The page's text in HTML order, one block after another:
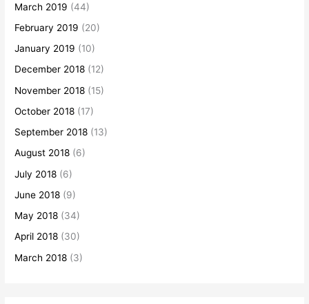
March 2019 (44)
February 2019 (20)
January 2019 (10)
December 2018 (12)
November 2018 (15)
October 2018 (17)
September 2018 (13)
August 2018 (6)
July 2018 (6)
June 2018 (9)
May 2018 (34)
April 2018 (30)
March 2018 (3)